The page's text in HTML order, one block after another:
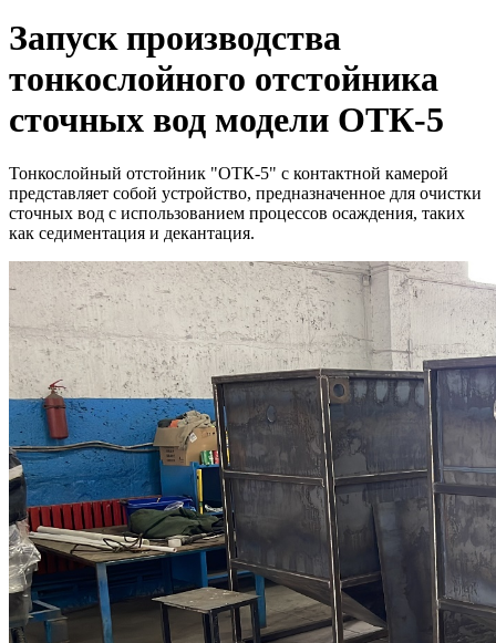
Запуск производства
тонкослойного отстойника
сточных вод модели ОТК-5
Тонкослойный отстойник "ОТК-5" с контактной камерой
представляет собой устройство, предназначенное для очистки
сточных вод с использованием процессов осаждения, таких
как седиментация и декантация.